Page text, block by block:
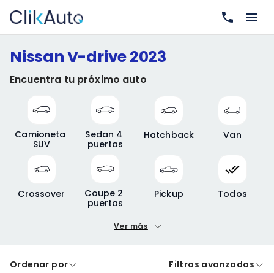
Nissan V-drive 2023
Encuentra tu próximo auto
Camioneta
SUV
Sedan 4
puertas
Hatchback Van
Crossover
Coupe 2
puertas
Pickup Todos
Precio máximo
A crédito De contado
Ver más
Ordenar por Filtros avanzados